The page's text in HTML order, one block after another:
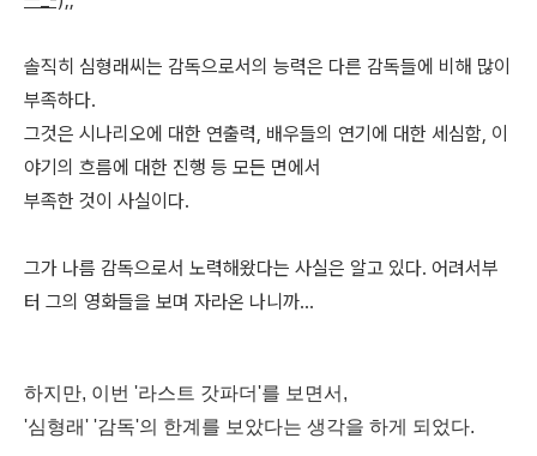
솔직히 심형래씨는 감독으로서의 능력은 다른 감독들에 비해 많이
부족하다.
그것은 시나리오에 대한 연출력, 배우들의 연기에 대한 세심함, 이
야기의 흐름에 대한 진행 등 모든 면에서
부족한 것이 사실이다.
그가 나름 감독으로서 노력해왔다는 사실은 알고 있다. 어려서부
터 그의 영화들을 보며 자라온 나니까...
하지만, 이번 '라스트 갓파더'를 보면서,
'심형래' '감독'의 한계를 보았다는 생각을 하게 되었다.